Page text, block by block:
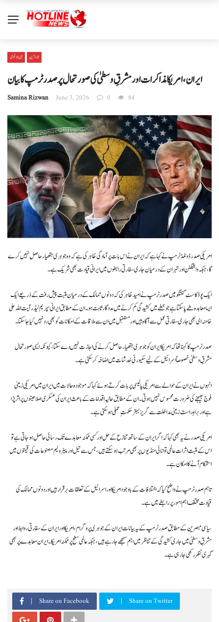
بین الا قوامی تازہ ترین
ایران، امریکا مذاکرات اور مشرقِ وسطیٰ کی صورتحال پر صدر ٹرمپ کا بیان
Samina Rizwan June 3, 2026 0 84
امریکی صدر ڈونلڈ ٹرمپ نے کہا ہے کہ ایران نے اس بات پر آمادگی ظاہر کی ہے کہ وہ جوہری ہتھیار حاصل نہیں کرے
گا، جبکہ واشنگٹن اور تہران کے درمیان جاری سفارتی رابطوں میں ایرانی قیادت بھی شریک ہے۔
ایک پوڈ کاسٹ گفتگو میں صدر ٹرمپ نے امید ظاہر کی کہ دونوں ممالک کے درمیان مثبت پیش رفت کے ذریعے ایک
ایسا معاہدہ طے پا سکتا ہے جو خطے میں کشیدگی کم کرنے میں مددگار ثابت ہو۔ ان کے مطابق ایرانی سپریم لیڈر آیت اللہ علی
خامنہ ای بھی جاری سفارتی عمل سے آگاہ ہیں اور مستقبل میں ان سے ملاقات کے امکانات کو بھی رد نہیں کیا جا سکتا۔
صدر ٹرمپ کا کہنا تھا کہ امریکا ایران کو جوہری ہتھیار حاصل کرنے کی اجازت نہیں دے سکتا، کیونکہ ایسی صورتحال
مشرقِ وسطیٰ خصوصاً اسرائیل کے لیے سکیورٹی خدشات میں اضافہ کر سکتی ہے۔
انہوں نے ایران کے حوالے سے امریکی پالیسی پر بات کرتے ہوئے کہا کہ موجودہ حالات میں ایران میں امریکی زمینی
فوج بھیجنے کی ضرورت محسوس نہیں ہوتی۔ ان کے مطابق حالیہ اقدامات کے باعث ایران کی عسکری صلاحیتوں پر اثر پڑا
ہے اور براہِ راست زمینی مداخلت سے گریز بہتر حکمتِ عملی ہو سکتی ہے۔
امریکی صدر نے یہ بھی کہا کہ اگر ایران کے ساتھ تنازع کے حل اور کسی ممکنہ معاہدے تک رسائی حاصل ہو جاتی ہے تو
اس کے مثبت اثرات عالمی توانائی منڈیوں پر بھی مرتب ہو سکتے ہیں، جس سے تیل اور پیٹرولیم مصنوعات کی قیمتوں میں
استحکام آنے کا امکان ہے۔
تاہم صدر ٹرمپ نے واضح کیا کہ اختلافات کے باوجود امریکا اور اسرائیل کے تعلقات برقرار ہیں اور دونوں ممالک کی
قیادت مختلف اہم امور پر رابطے میں ہے۔
سیاسی مبصرین کے مطابق صدر ٹرمپ کے یہ بیانات ایران کے جوہری پروگرام، امریکا اور ایران کے سفارتی روابط اور
مشرقِ وسطیٰ میں جاری کشیدگی کے تناظر میں اہم سمجھے جا رہے ہیں، جبکہ عالمی سطح پر ممکنہ امریکا۔ایران معاہدے پر بھی
گہری نظر رکھی جا رہی ہے۔
Share on Facebook Share on Twitter